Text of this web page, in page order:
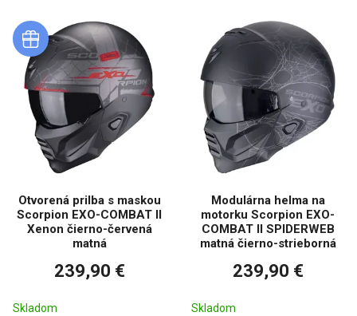
Otvorená prilba s maskou
Scorpion EXO-COMBAT II
Xenon čierno-červená
matná
239,90 €
Skladom
Modulárna helma na
motorku Scorpion EXO-
COMBAT II SPIDERWEB
matná čierno-strieborná
239,90 €
Skladom